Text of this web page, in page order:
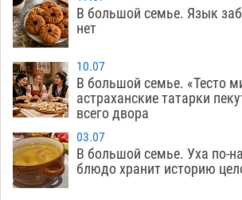
17:40
В астраханском поселке
двум федеральным проектам
16:59
Модное дефиле собак и кошек
Астрахани
16:36
Огромного сома вытащили из
набережной в Астрахани
В большой семье. Язык
нет
10.07
В большой семье. «Тесто
астраханские татарки
всего двора
03.07
В большой семье. Уха по-
блюдо хранит историю